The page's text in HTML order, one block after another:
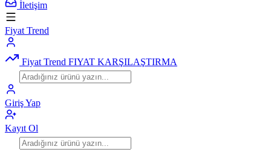
İletişim
Fiyat Trend
Fiyat Trend FIYAT KARŞILAŞTIRMA
Giriş Yap
Kayıt Ol